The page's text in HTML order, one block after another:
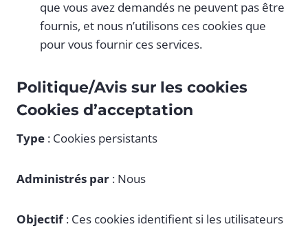
que vous avez demandés ne peuvent pas être
fournis, et nous n’utilisons ces cookies que
pour vous fournir ces services.
Politique/Avis sur les cookies
Cookies d’acceptation
Type : Cookies persistants
Administrés par : Nous
Objectif: Ces cookies identifient si les utilisateurs